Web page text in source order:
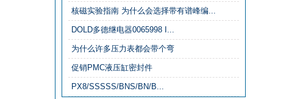
核磁实验指南 为什么会选择带有谱峰编...
DOLD多德继电器0065998 I...
为什么许多压力表都会带个弯
促销PMC液压缸密封件
PX8/SSSSS/BNS/BN/B...